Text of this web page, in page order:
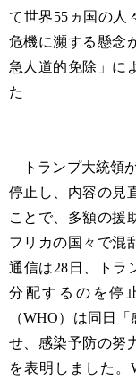
て世界55ヵ国の人
危機に瀕する懸念
急人道的免除」に
た
トランプ大統領
停止し、内容の見
ことで、多額の援
フリカの国々で混
通信は28日、トラ
分配するのを停
（WHO）は同日
せ、感染予防の努
を表明しました。